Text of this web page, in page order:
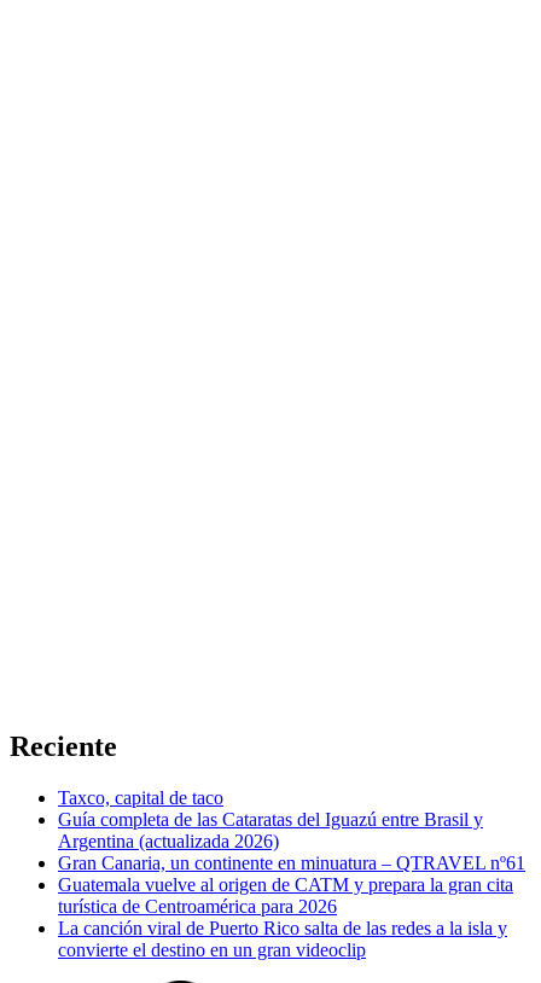
Reciente
Taxco, capital de taco
Guía completa de las Cataratas del Iguazú entre Brasil y
Argentina (actualizada 2026)
Gran Canaria, un continente en minuatura – QTRAVEL nº61
Guatemala vuelve al origen de CATM y prepara la gran cita
turística de Centroamérica para 2026
La canción viral de Puerto Rico salta de las redes a la isla y
convierte el destino en un gran videoclip